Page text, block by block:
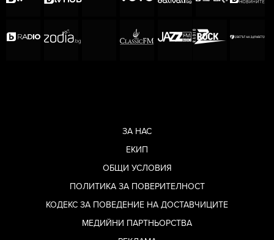
ЗА НАС
ЕКИП
ОБЩИ УСЛОВИЯ
ПОЛИТИКА ЗА ПОВЕРИТЕЛНОСТ
КОДЕКС ЗА ПОВЕДЕНИЕ НА ДОСТАВЧИЦИТЕ
МЕДИЙНИ ПАРТНЬОРСТВА